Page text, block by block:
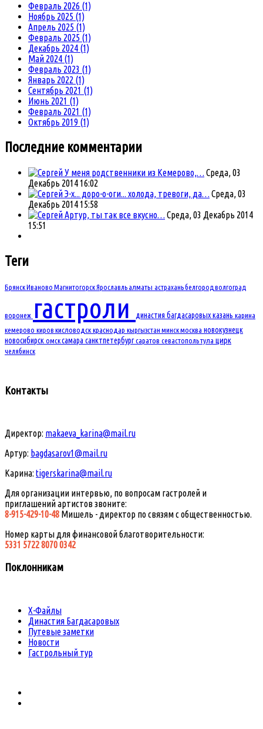
Февраль 2026 (1)
Ноябрь 2025 (1)
Апрель 2025 (1)
Февраль 2025 (1)
Декабрь 2024 (1)
Май 2024 (1)
Февраль 2023 (1)
Январь 2022 (1)
Сентябрь 2021 (1)
Июнь 2021 (1)
Февраль 2021 (1)
Октябрь 2019 (1)
Последние комментарии
У меня родственники из Кемерово,… Среда, 03
Декабрь 2014 16:02
Э-х... доро-о-оги... холода, тревоги, да… Среда, 03
Декабрь 2014 15:58
Артур, ты так все вкусно… Среда, 03 Декабрь 2014
15:51
Теги
БрянскИваново МагнитогорскЯрославльалматы астраханьбелгород волгоград
воронеж гастроли династия багдасаровыхказань карина
кемерово киров кисловодск краснодар кыргызстан минскмосква новокузнецк
новосибирск омсксамара санктпетербургсаратов севастопольтула цирк
челябинск
Контакты
Директор: makaeva_karina@mail.ru
Артур: bagdasarov1@mail.ru
Карина: tigerskarina@mail.ru
Для организации интервью, по вопросам гастролей и
приглашений артистов звоните:
8-915-429-10-48 Мишель - директор по связям с общественностью.
Номер карты для финансовой благотворительности:
5331 5722 8070 0342
Поклонникам
Х-Файлы
Династия Багдасаровых
Путевые заметки
Новости
Гастрольный тур